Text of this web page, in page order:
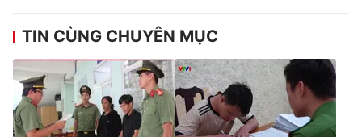
TIN CÙNG CHUYÊN MỤC